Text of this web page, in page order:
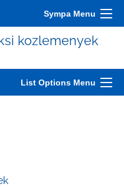
Sympa Menu
kozlemenyek
List Options Menu